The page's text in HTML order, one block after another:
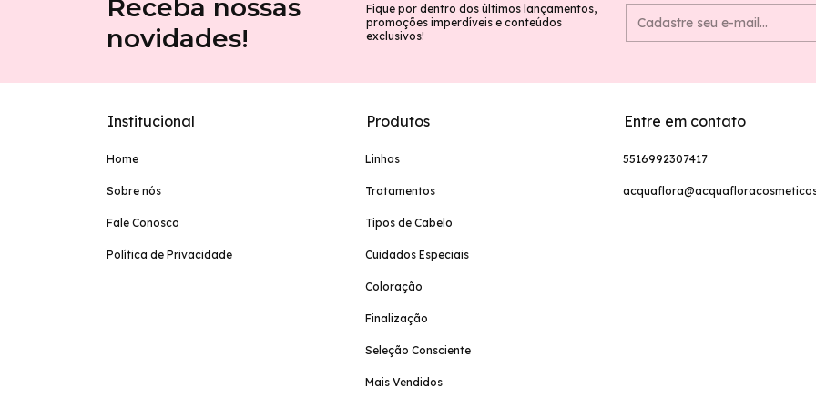
Receba nossas
novidades!
Fique por dentro dos últimos lançamentos,
promoções imperdíveis e conteúdos
exclusivos!
Institucional
Home
Sobre nós
Fale Conosco
Política de Privacidade
Produtos
Linhas
Tratamentos
Tipos de Cabelo
Cuidados Especiais
Coloração
Finalização
Seleção Consciente
Mais Vendidos
Entre em contato
5516992307417